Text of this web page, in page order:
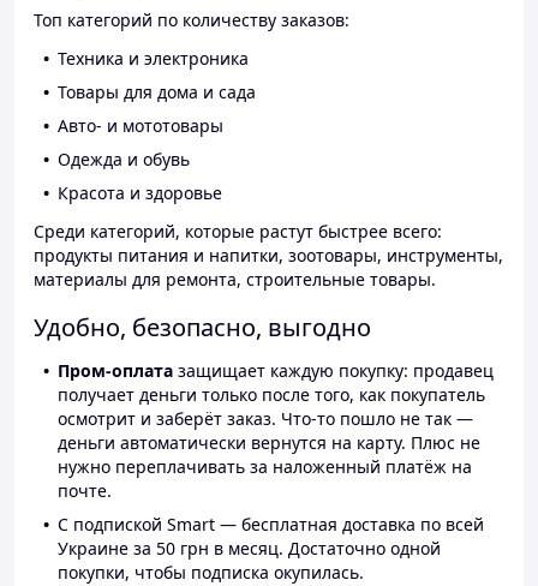
Топ категорий по количеству заказов:
Техника и электроника
Товары для дома и сада
Авто- и мототовары
Одежда и обувь
Красота и здоровье
Среди категорий, которые растут быстрее всего:
продукты питания и напитки, зоотовары, инструменты,
материалы для ремонта, строительные товары.
Удобно, безопасно, выгодно
Пром-оплата защищает каждую покупку: продавец
получает деньги только после того, как покупатель
осмотрит и заберёт заказ. Что-то пошло не так —
деньги автоматически вернутся на карту. Плюс не
нужно переплачивать за наложенный платёж на
почте.
С подпиской Smart — бесплатная доставка по всей
Украине за 50 грн в месяц. Достаточно одной
покупки, чтобы подписка окупилась.